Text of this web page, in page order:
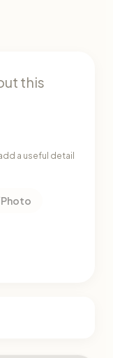
a useful detail
Photo